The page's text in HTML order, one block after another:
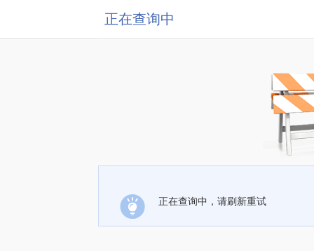
正在查询中
正在查询中，请刷新重试